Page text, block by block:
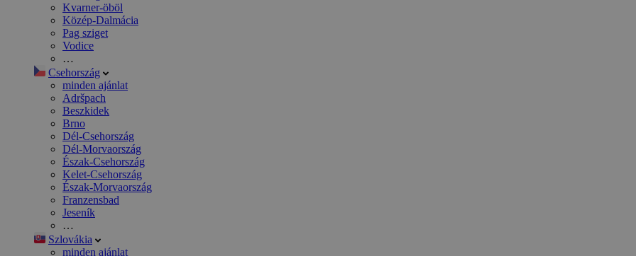
Kvarner-öböl
Közép-Dalmácia
Pag sziget
Vodice
…
Csehország
minden ajánlat
Adršpach
Beszkidek
Brno
Dél-Csehország
Dél-Morvaország
Észak-Csehország
Kelet-Csehország
Észak-Morvaország
Franzensbad
Jeseník
…
Szlovákia
minden ajánlat